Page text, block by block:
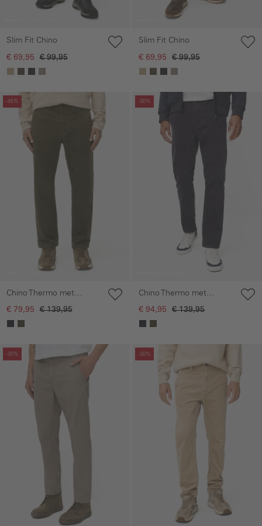
Slim Fit Chino
€ 69,95 € 99,95
Slim Fit Chino
€ 69,95 € 99,95
-45%
overslaan
Chino Thermo met
warmte-isolerende
€ 79,95 € 139,95
-30%
Galerie overslaan
Chino Thermo met
warmte-isolerende
€ 94,95 € 139,95
-30%
overslaan
-30%
Galerie overslaan